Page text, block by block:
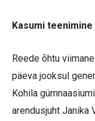
Kasumi teenimine
Reede õhtu
päeva jooksul
Kohila
arendusjuht Janika